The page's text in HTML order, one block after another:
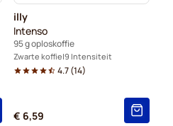
illy
Intenso
95 g oploskoffie
Zwarte koffie 9 Intensiteit
4.7(14)
€ 6,59